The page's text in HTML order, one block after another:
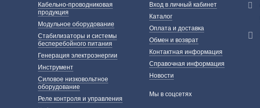
Кабельно-проводниковая
продукция
Модульное оборудование
Стабилизаторы и системы
бесперебойного питания
Генерация электроэнергии
Инструмент
Силовое низковольтное
оборудование
Реле контроля и управления
Вход в личный кабинет
Каталог
Оплата и доставка
Обмен и возврат
Контактная информация
Справочная информация
Новости
Мы в соцсетях